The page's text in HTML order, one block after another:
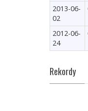
2013-06-
02
2012-06-
24
Rekordy